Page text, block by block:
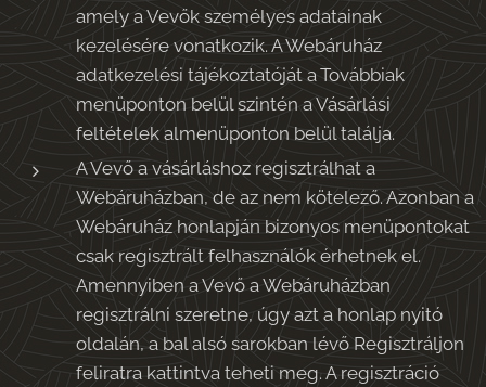
amely a Vevők személyes adatainak
kezelésére vonatkozik. A Webáruház
adatkezelési tájékoztatóját a Továbbiak
menüponton belül szintén a Vásárlási
feltételek almenüponton belül találja.
A Vevő a vásárláshoz regisztrálhat a
Webáruházban, de az nem kötelező. Azonban a
Webáruház honlapján bizonyos menüpontokat
csak regisztrált felhasználók érhetnek el.
Amennyiben a Vevő a Webáruházban
regisztrálni szeretne, úgy azt a honlap nyitó
oldalán, a bal alsó sarokban lévő Regisztráljon
feliratra kattintva teheti meg. A regisztráció